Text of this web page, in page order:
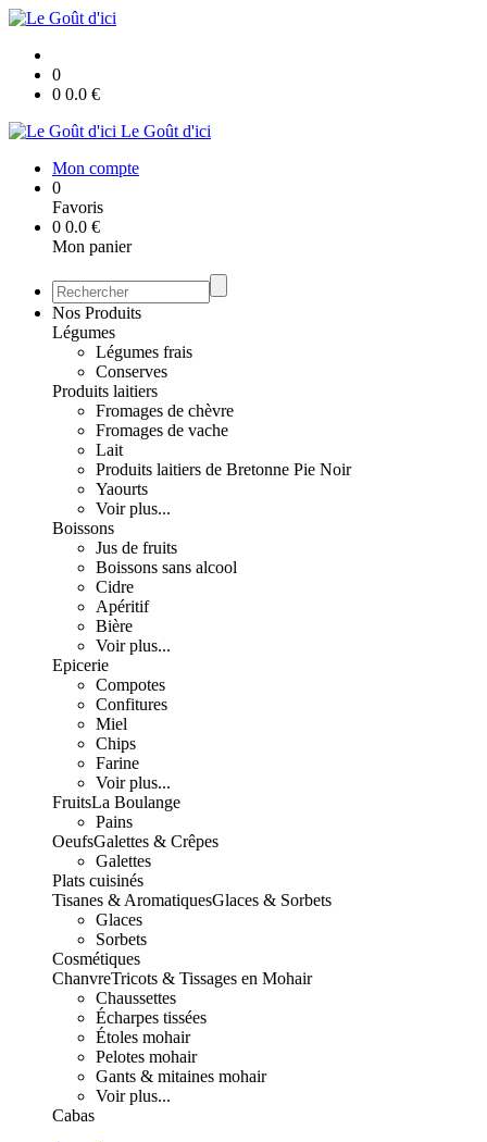
0
0 0.0 €
Le Goût d'ici
Mon compte
0
Favoris
0 0.0 €
Mon panier
Nos Produits
Légumes
Légumes frais
Conserves
Produits laitiers
Fromages de chèvre
Fromages de vache
Lait
Produits laitiers de Bretonne Pie Noir
Yaourts
Voir plus...
Boissons
Jus de fruits
Boissons sans alcool
Cidre
Apéritif
Bière
Voir plus...
Epicerie
Compotes
Confitures
Miel
Chips
Farine
Voir plus...
FruitsLa Boulange
Pains
OeufsGalettes & Crêpes
Galettes
Plats cuisinés
Tisanes & AromatiquesGlaces & Sorbets
Glaces
Sorbets
Cosmétiques
ChanvreTricots & Tissages en Mohair
Chaussettes
Écharpes tissées
Étoles mohair
Pelotes mohair
Gants & mitaines mohair
Voir plus...
Cabas